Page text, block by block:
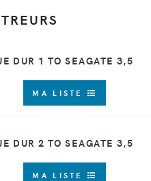
DUR 1 TO SEAGATE 3,5
MA LISTE
DUR 2 TO SEAGATE 3,5
MA LISTE